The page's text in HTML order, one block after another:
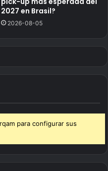
2027 en Brasil?
2026-08-05
para configurar sus